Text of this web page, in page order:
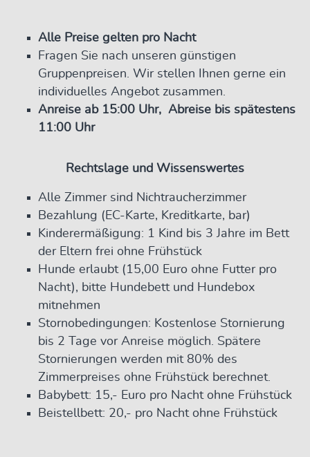
Alle Preise gelten pro Nacht
Fragen Sie nach unseren günstigen
Gruppenpreisen. Wir stellen Ihnen gerne ein
individuelles Angebot zusammen.
Anreise ab 15:00 Uhr, Abreise bis spätestens
11:00 Uhr
Rechtslage und Wissenswertes
Alle Zimmer sind Nichtraucherzimmer
Bezahlung (EC-Karte, Kreditkarte, bar)
Kinderermäßigung: 1 Kind bis 3 Jahre im Bett
der Eltern frei ohne Frühstück
Hunde erlaubt (15,00 Euro ohne Futter pro
Nacht), bitte Hundebett und Hundebox
mitnehmen
Stornobedingungen: Kostenlose Stornierung
bis 2 Tage vor Anreise möglich. Spätere
Stornierungen werden mit 80% des
Zimmerpreises ohne Frühstück berechnet.
Babybett: 15,- Euro pro Nacht ohne Frühstück
Beistellbett: 20,- pro Nacht ohne Frühstück